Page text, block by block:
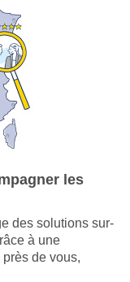
les
des solutions sur-
à une
de vous,